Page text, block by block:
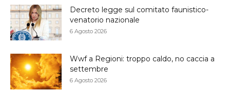
Decreto legge sul comitato faunistico-
venatorio nazionale
6 Agosto 2026
Wwf a Regioni: troppo caldo, no caccia a
settembre
6 Agosto 2026